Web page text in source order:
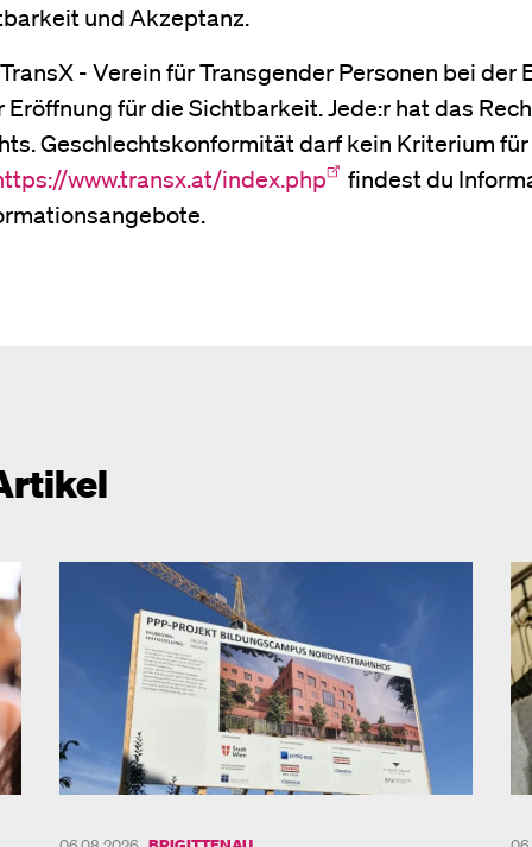
und Akzeptanz.
- Verein für Transgender Personen bei der
für die Sichtbarkeit. Jede:r hat das
Geschlechtskonformität darf kein Kriterium
www.transx.at/index.php
findest du